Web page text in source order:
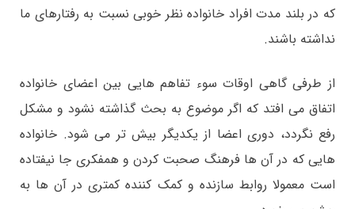
که در بلند مدت افراد خانواده نظر خوبی نسبت به رفتارهای ما
نداشته باشند.
از طرفی گاهی اوقات سوء تفاهم هایی بین اعضای خانواده
اتفاق می افتد که اگر موضوع به بحث گذاشته نشود و مشکل
رفع نگردد، دوری اعضا از یکدیگر بیش تر می شود. خانواده
هایی که در آن ها فرهنگ صحبت کردن و همفکری جا نیفتاده
است معمولا روابط سازنده و کمک کننده کمتری در آن ها به